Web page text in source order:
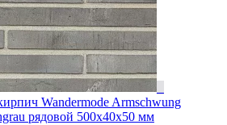
Wandermode Armschwung
рядовой 500x40x50 мм